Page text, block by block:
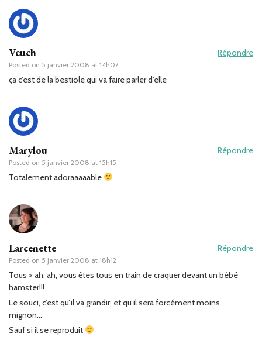
Veuch
Posted on 5 janvier 2008 at 14h07
Répondre
ça c’est de la bestiole qui va faire parler d’elle
Marylou
Posted on 5 janvier 2008 at 15h15
Répondre
Totalement adoraaaaable
Larcenette
Posted on 5 janvier 2008 at 18h12
Répondre
Tous > ah, ah, vous êtes tous en train de craquer devant un bébé
hamster!!!
Le souci, c’est qu’il va grandir, et qu’il sera forcément moins
mignon…
Sauf si il se reproduit